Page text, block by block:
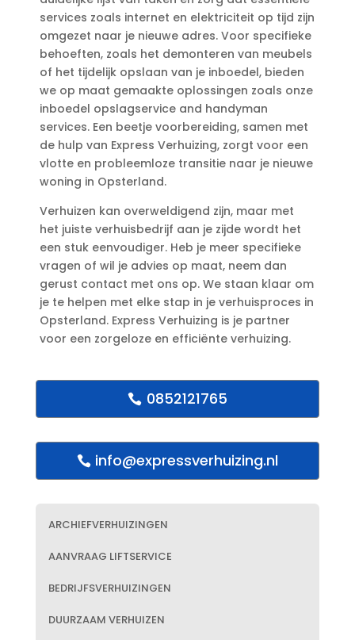
services zoals internet en elektriciteit op tijd zijn
omgezet naar je nieuwe adres.​ Voor specifieke
behoeften, zoals het demonteren van meubels
of het tijdelijk opslaan van je inboedel, bieden
we op maat gemaakte oplossingen zoals onze
inboedel opslagservice and handyman
services.​ Een beetje voorbereiding, samen met
de hulp van Express Verhuizing, zorgt voor een
vlotte en probleemloze transitie naar je nieuwe
woning in Opsterland.​
Verhuizen kan overweldigend zijn, maar met
het juiste verhuisbedrijf aan je zijde wordt het
een stuk eenvoudiger.​ Heb je meer specifieke
vragen of wil je advies op maat, neem dan
gerust contact met ons op.​ We staan klaar om
je te helpen met elke stap in je verhuisproces in
Opsterland.​ Express Verhuizing is je partner
voor een zorgeloze en efficiënte verhuizing.​
0852121765
info@expressverhuizing.nl
ARCHIEFVERHUIZINGEN
AANVRAAG LIFTSERVICE
BEDRIJFSVERHUIZINGEN
DUURZAAM VERHUIZEN